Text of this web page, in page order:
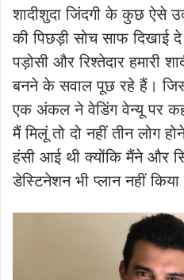
शादीशुदा जिंदगी के कुछ ऐसे
की पिछड़ी सोच साफ दिखाई
पड़ोसी और रिश्तेदार हमारी
बनने के सवाल पूछ रहे हैं। जिस
एक अंकल ने वेडिंग वेन्यू पर
मैं मिलूं तो दो नहीं तीन लोग
हंसी आई थी क्योंकि मैंने और
डेस्टिनेशन भी प्लान नहीं किया